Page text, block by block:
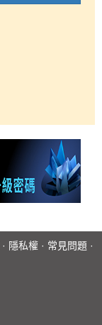
· 隱私權 · 常見問題 ·